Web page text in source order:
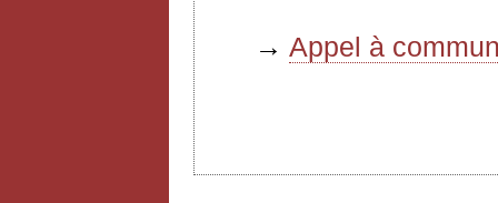
→ Appel à